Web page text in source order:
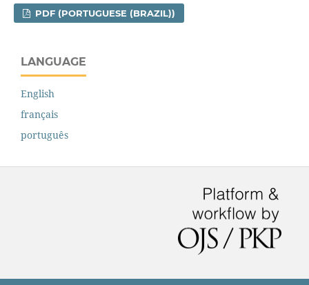
PDF (PORTUGUESE (BRAZIL))
LANGUAGE
English
français
português